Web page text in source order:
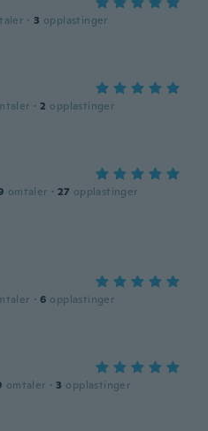
· 3 opplastinger
· 2 opplastinger
omtaler · 27 opplastinger
· 6 opplastinger
omtaler · 3 opplastinger